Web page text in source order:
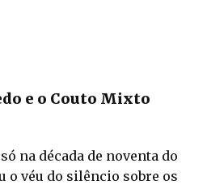
e o Couto Mixto
na década de noventa do
o véu do silêncio sobre os